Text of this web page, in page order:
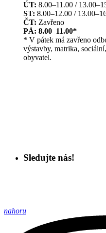
ÚT: 8.00–11.00 /
ST: 8.00–12.00 /
ČT: Zavřeno
PÁ: 8.00–11.00*
* V pátek má zavřeno
výstavby, matrika,
obyvatel.
Sledujte nás!
nahoru